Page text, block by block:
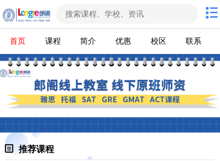
首页 课程 简介 优惠 校区 联系
推荐课程